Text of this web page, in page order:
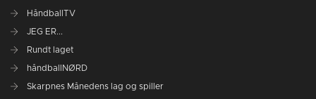
HåndballTV
JEG ER...
Rundt laget
håndballNØRD
Skarpnes Månedens lag og spiller